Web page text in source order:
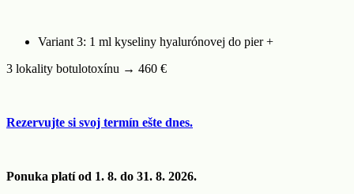
Variant 3: 1 ml kyseliny hyalurónovej do pier +
3 lokality botulotoxínu → 460 €
Rezervujte si svoj termín ešte dnes.
Ponuka platí od 1. 8. do 31. 8. 2026.